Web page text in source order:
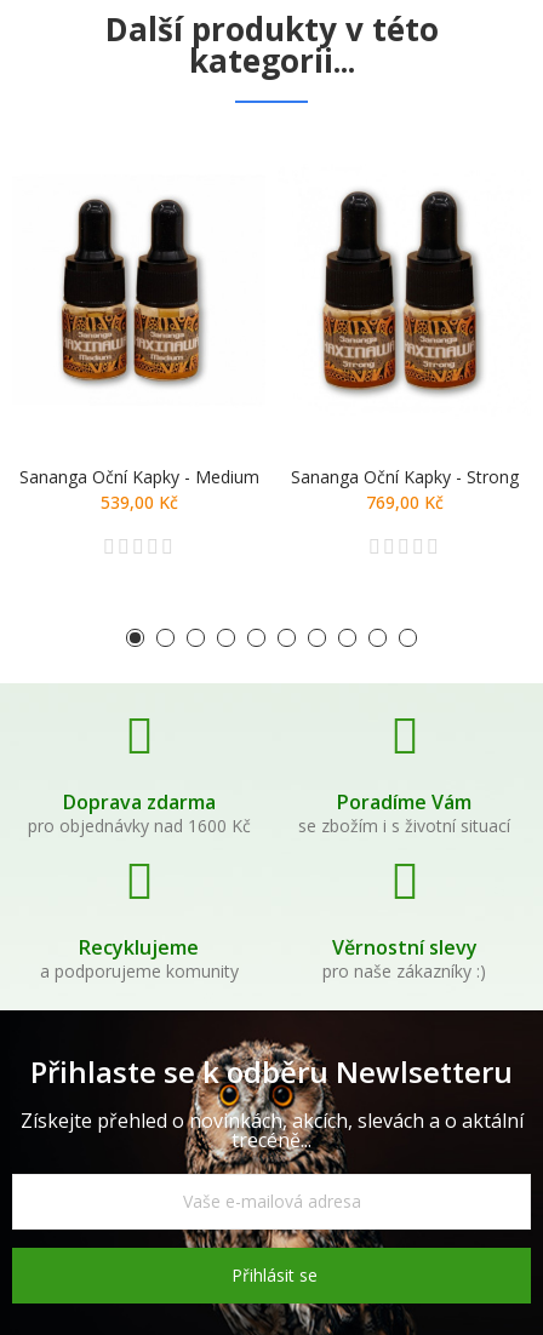
Další produkty v této
kategorii...
Sananga Oční Kapky - Medium
539,00 Kč
Sananga Oční Kapky - Strong
769,00 Kč
Doprava zdarma
pro objednávky nad 1600 Kč
Poradíme Vám
se zbožím i s životní situací
Recyklujeme
a podporujeme komunity
Věrnostní slevy
pro naše zákazníky :)
Přihlaste se k odběru Newlsetteru
Získejte přehled o novinkách, akcích, slevách a o aktální
trecéně...
Přihlásit se